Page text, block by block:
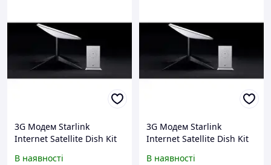
3G Модем Starlink
Internet Satellite Dish Kit
В наявності
3G Модем Starlink
Internet Satellite Dish Kit
В наявності